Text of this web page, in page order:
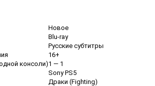
Новое
Blu-ray
Русские субтитры
16+
консоли)1 — 1
Sony PS5
Драки (Fighting)